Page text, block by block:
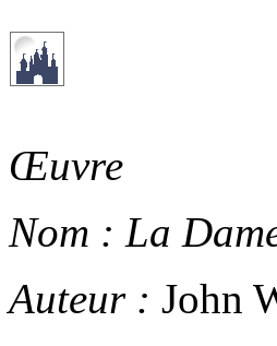
Œuvre
Nom : La
Auteur : John